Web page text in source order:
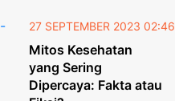
27 SEPTEMBER 2023 02:46
Mitos Kesehatan
yang Sering
Dipercaya: Fakta atau